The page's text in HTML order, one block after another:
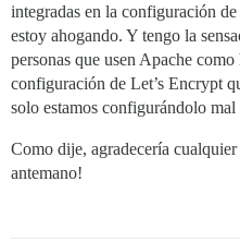
integradas en la configuración
estoy ahogando. Y tengo la
personas que usen Apache
configuración de Let’s Encrypt
solo estamos configurándolo mal
Como dije, agradecería cualquier
antemano!